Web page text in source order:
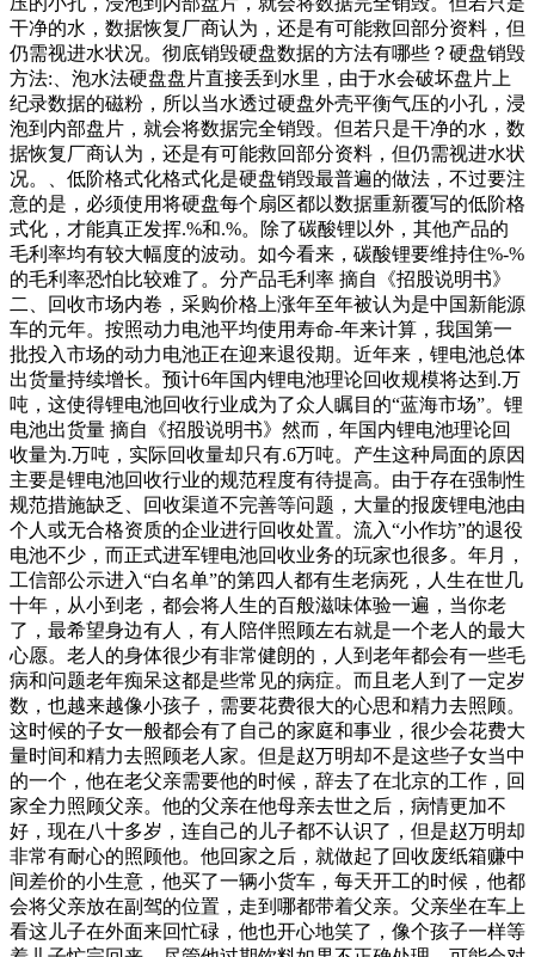
干净的水，数据恢复厂商认为，还是有可能救回部分资料，但
仍需视进水状况。彻底销毁硬盘数据的方法有哪些？硬盘销毁
方法:、泡水法硬盘盘片直接丢到水里，由于水会破坏盘片上
纪录数据的磁粉，所以当水透过硬盘外壳平衡气压的小孔，浸
泡到内部盘片，就会将数据完全销毁。但若只是干净的水，数
据恢复厂商认为，还是有可能救回部分资料，但仍需视进水状
况。、低阶格式化格式化是硬盘销毁最普遍的做法，不过要注
意的是，必须使用将硬盘每个扇区都以数据重新覆写的低阶格
式化，才能真正发挥.%和.%。除了碳酸锂以外，其他产品的
毛利率均有较大幅度的波动。如今看来，碳酸锂要维持住%-%
的毛利率恐怕比较难了。分产品毛利率 摘自《招股说明书》
二、回收市场内卷，采购价格上涨年至年被认为是中国新能源
车的元年。按照动力电池平均使用寿命-年来计算，我国第一
批投入市场的动力电池正在迎来退役期。近年来，锂电池总体
出货量持续增长。预计6年国内锂电池理论回收规模将达到.万
吨，这使得锂电池回收行业成为了众人瞩目的“蓝海市场”。锂
电池出货量 摘自《招股说明书》然而，年国内锂电池理论回
收量为.万吨，实际回收量却只有.6万吨。产生这种局面的原因
主要是锂电池回收行业的规范程度有待提高。由于存在强制性
规范措施缺乏、回收渠道不完善等问题，大量的报废锂电池由
个人或无合格资质的企业进行回收处置。流入“小作坊”的退役
电池不少，而正式进军锂电池回收业务的玩家也很多。年月，
工信部公示进入“白名单”的第四人都有生老病死，人生在世几
十年，从小到老，都会将人生的百般滋味体验一遍，当你老
了，最希望身边有人，有人陪伴照顾左右就是一个老人的最大
心愿。老人的身体很少有非常健朗的，人到老年都会有一些毛
病和问题老年痴呆这都是些常见的病症。而且老人到了一定岁
数，也越来越像小孩子，需要花费很大的心思和精力去照顾。
这时候的子女一般都会有了自己的家庭和事业，很少会花费大
量时间和精力去照顾老人家。但是赵万明却不是这些子女当中
的一个，他在老父亲需要他的时候，辞去了在北京的工作，回
家全力照顾父亲。他的父亲在他母亲去世之后，病情更加不
好，现在八十多岁，连自己的儿子都不认识了，但是赵万明却
非常有耐心的照顾他。他回家之后，就做起了回收废纸箱赚中
间差价的小生意，他买了一辆小货车，每天开工的时候，他都
会将父亲放在副驾的位置，走到哪都带着父亲。父亲坐在车上
看这儿子在外面来回忙碌，他也开心地笑了，像个孩子一样等